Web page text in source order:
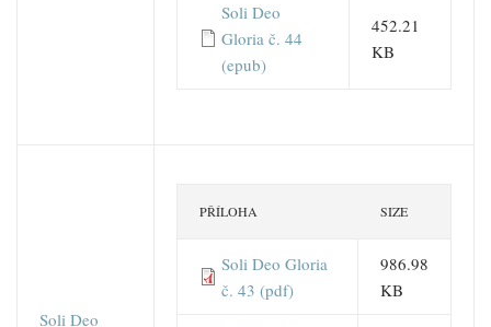
Soli Deo
Gloria č. 44
(epub)
452.21
KB
Soli Deo
PŘÍLOHA SIZE
Soli Deo Gloria
č. 43 (pdf)
986.98
KB